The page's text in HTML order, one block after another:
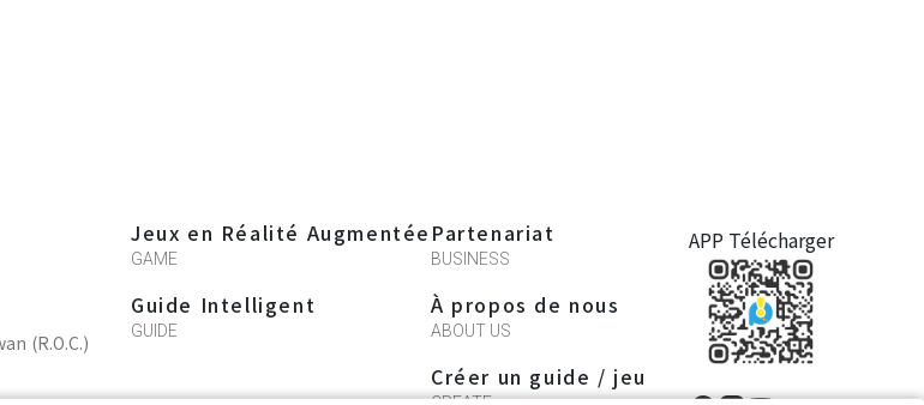
(R.O.C.)
Jeux en Réalité Augmentée
GAME
Guide Intelligent
GUIDE
Partenariat
BUSINESS
À propos de nous
ABOUT US
Créer un guide / jeu
APP Télécharger